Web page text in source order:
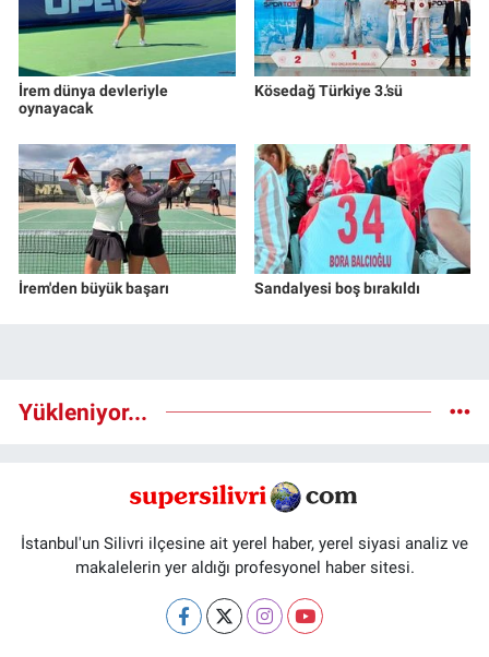
İrem dünya devleriyle
oynayacak
Kösedağ Türkiye 3.’sü
İrem'den büyük başarı Sandalyesi boş bırakıldı
Yükleniyor...
İstanbul'un Silivri ilçesine ait yerel haber, yerel siyasi analiz ve
makalelerin yer aldığı profesyonel haber sitesi.